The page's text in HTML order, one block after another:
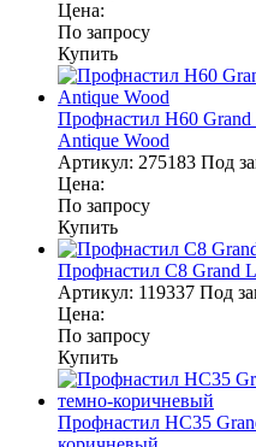
Цена:
По запросу
Купить
Профнастил Н60
Antique Wood
Артикул: 275183 Под
Цена:
По запросу
Купить
Профнастил С8 Grand
Артикул: 119337 Под
Цена:
По запросу
Купить
Профнастил НС35